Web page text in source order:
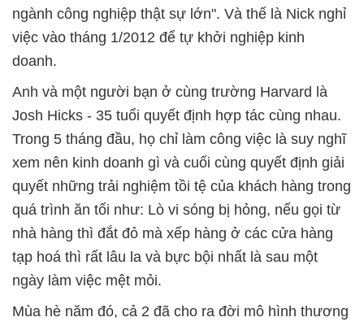
ngành công nghiệp thật sự lớn". Và thế là Nick nghỉ
việc vào tháng 1/2012 để tự khởi nghiệp kinh
doanh.
Anh và một người bạn ở cùng trường Harvard là
Josh Hicks - 35 tuổi quyết định hợp tác cùng nhau.
Trong 5 tháng đầu, họ chỉ làm công việc là suy nghĩ
xem nên kinh doanh gì và cuối cùng quyết định giải
quyết những trải nghiệm tồi tệ của khách hàng trong
quá trình ăn tối như: Lò vi sóng bị hỏng, nếu gọi từ
nhà hàng thì đắt đỏ mà xếp hàng ở các cửa hàng
tạp hoá thì rất lâu la và bực bội nhất là sau một
ngày làm việc mệt mỏi.
Mùa hè năm đó, cả 2 đã cho ra đời mô hình thương